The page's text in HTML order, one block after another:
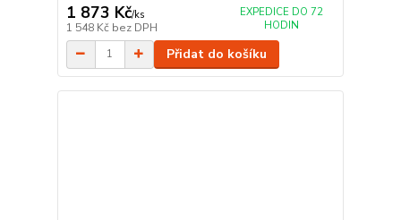
1 873 Kč/ks
1 548 Kč bez DPH
EXPEDICE DO 72
HODIN
Přidat do košíku